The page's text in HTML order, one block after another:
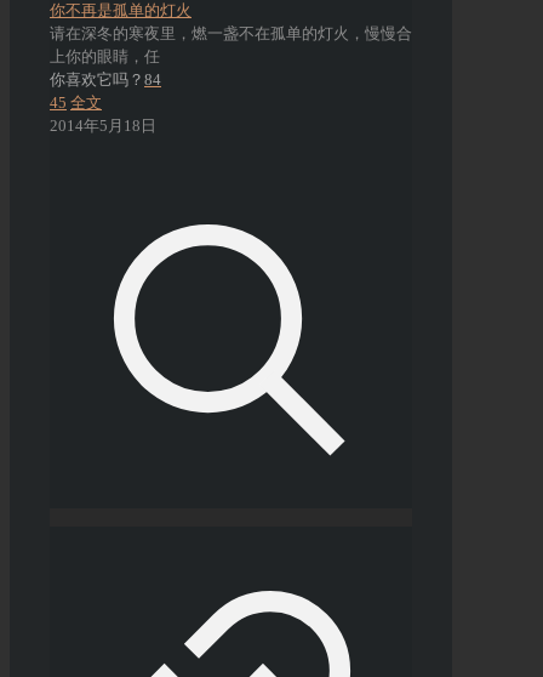
你不再是孤单的灯火
请在深冬的寒夜里，燃一盏不在孤单的灯火，慢慢合
上你的眼睛，任
你喜欢它吗？ 84
45 全文
2014年5月18日